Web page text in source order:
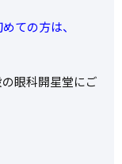
ての方は、
眼科開星堂にご